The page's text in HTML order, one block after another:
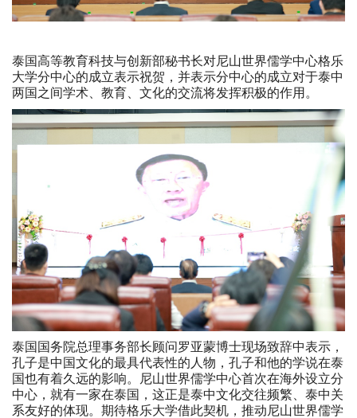
泰国高等教育科技与创新部秘书长对尼山世界儒学中心格乐
大学分中心的成立表示祝贺，并表示分中心的成立对于泰中
两国之间学术、教育、文化的交流将发挥积极的作用。
泰国国务院总理事务部长顾问罗亚蒙博士现场致辞中表示，
孔子是中国文化的最具代表性的人物，孔子和他的学说在泰
国也有着久远的影响。尼山世界儒学中心首次在海外设立分
中心，就有一家在泰国，这正是泰中文化交往频繁、泰中关
系友好的体现。期待格乐大学借此契机，推动尼山世界儒学